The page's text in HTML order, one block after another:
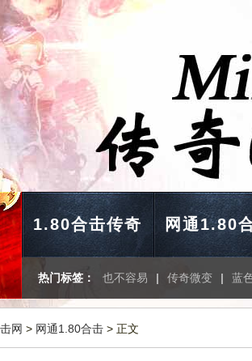
1.80合击传奇 网通1.80
热门标签： 也不容易 | 传奇微变 | 蓝
网 > 网通1.80合击 > 正文